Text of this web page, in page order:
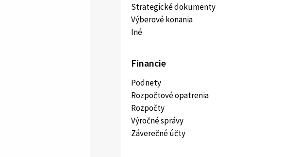
Strategické dokumenty
Výberové konania
Iné
Financie
Podnety
Rozpočtové opatrenia
Rozpočty
Výročné správy
Záverečné účty